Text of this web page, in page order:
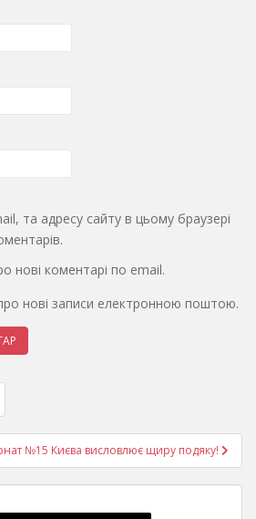
та адресу сайту в цьому браузері
нові коментарі по email.
нові записи електронною поштою.
№15 Києва висловлює щиру подяку!